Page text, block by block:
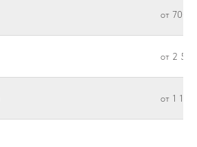
от 700 ₽
от 2
от 1 100